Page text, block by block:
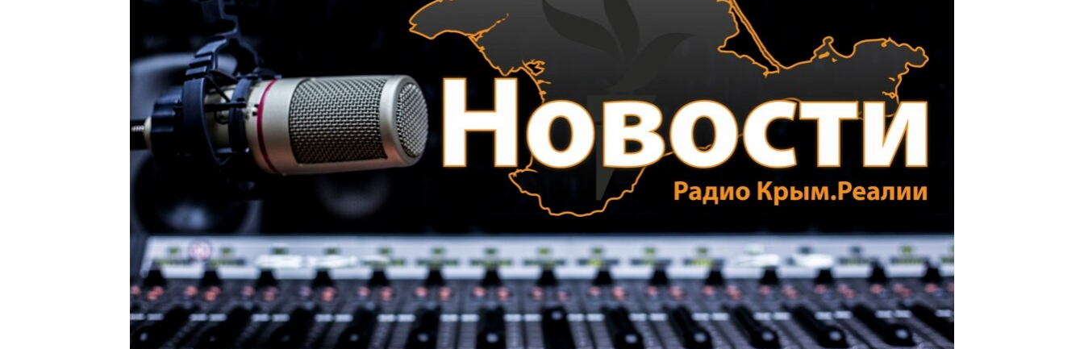
УКРАЇНСЬКА ПРОБЛЕМА КРИМУ